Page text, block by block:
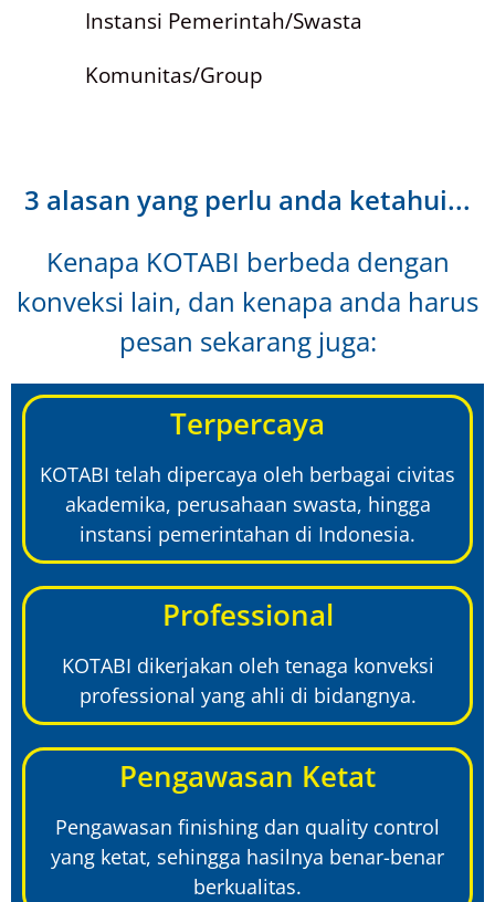
Instansi Pemerintah/Swasta
Komunitas/Group
3 alasan yang perlu anda ketahui...
Kenapa KOTABI berbeda dengan
konveksi lain, dan kenapa anda harus
pesan sekarang juga:
Terpercaya
KOTABI telah dipercaya oleh berbagai civitas
akademika, perusahaan swasta, hingga
instansi pemerintahan di Indonesia.
Professional
KOTABI dikerjakan oleh tenaga konveksi
professional yang ahli di bidangnya.
Pengawasan Ketat
Pengawasan finishing dan quality control
yang ketat, sehingga hasilnya benar-benar
berkualitas.